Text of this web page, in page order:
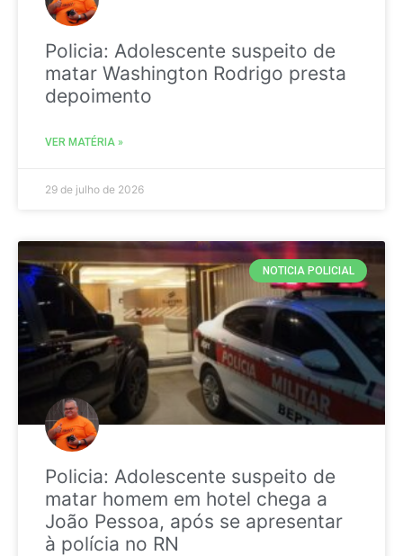
Policia: Adolescente suspeito de
matar Washington Rodrigo presta
depoimento
VER MATÉRIA »
29 de julho de 2026
NOTICIA POLICIAL
Policia: Adolescente suspeito de
matar homem em hotel chega a
João Pessoa, após se apresentar
à polícia no RN